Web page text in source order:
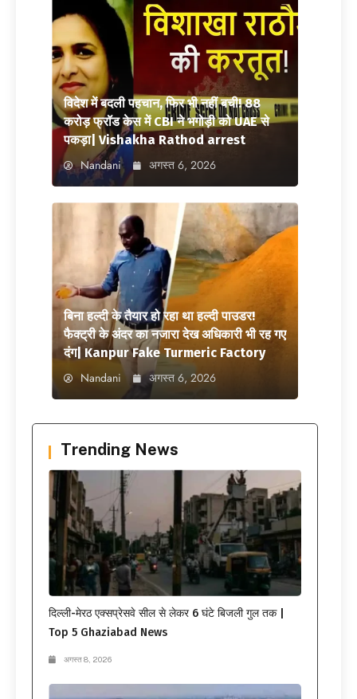
विदेश में बदली पहचान, फिर भी नहीं बची! 88
करोड़ फ्रॉड केस में CBI ने भगोड़ी को UAE से
पकड़ा| Vishakha Rathod arrest
Nandani अगस्त 6, 2026
बिना हल्दी के तैयार हो रहा था हल्दी पाउडर!
फैक्ट्री के अंदर का नजारा देख अधिकारी भी रह गए
दंग| Kanpur Fake Turmeric Factory
Nandani अगस्त 6, 2026
Trending News
दिल्ली-मेरठ एक्सप्रेसवे सील से लेकर 6 घंटे बिजली गुल तक |
Top 5 Ghaziabad News
अगस्त 8, 2026